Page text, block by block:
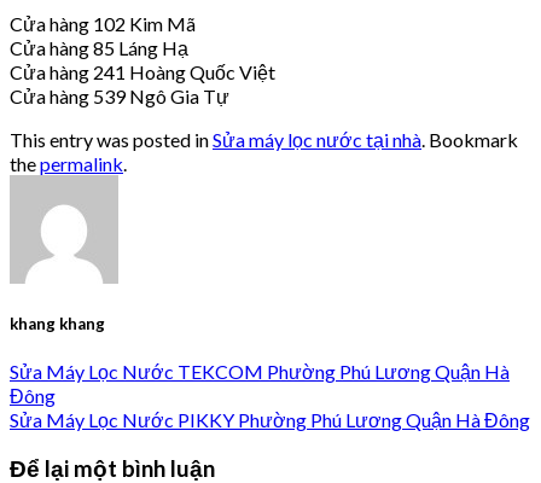
Cửa hàng 102 Kim Mã
Cửa hàng 85 Láng Hạ
Cửa hàng 241 Hoàng Quốc Việt
Cửa hàng 539 Ngô Gia Tự
This entry was posted inSửa máy lọc nước tại nhà . Bookmark
thepermalink
khang khang
Sửa Máy Lọc Nước TEKCOM Phường Phú Lương Quận Hà
Đông
Sửa Máy Lọc Nước PIKKY Phường Phú Lương Quận Hà Đông
Để lại một bình luận